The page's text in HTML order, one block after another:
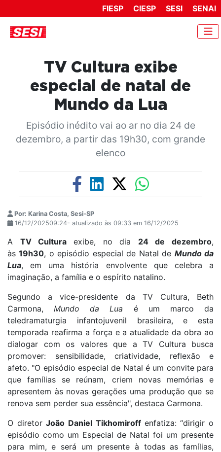
FIESP CIESP SESI SENAI
TV Cultura exibe
especial de natal de
Mundo da Lua
Episódio inédito vai ao ar no dia 24 de
dezembro, a partir das 19h30, com grande
elenco
Por: Karina Costa, Sesi-SP
16/12/202509:24- atualizado às 09:33 em 16/12/2025
A TV Cultura exibe, no dia 24 de dezembro,
às19h30, o episódio especial de Natal de Mundo da
Lua, em uma história envolvente que celebra a
imaginação, a família e o espírito natalino.
Segundo a vice-presidente da TV Cultura, Beth
Carmona, Mundo da Lua é um marco da
teledramaturgia infantojuvenil brasileira, e esta
temporada reafirma a força e a atualidade da obra ao
dialogar com os valores que a TV Cultura busca
promover: sensibilidade, criatividade, reflexão e
afeto. "O episódio especial de Natal é um convite para
que famílias se reúnam, criem novas memórias e
apresentem às novas gerações uma produção que se
renova sem perder sua essência", destaca Carmona.
O diretorJoão Daniel Tikhomiroff enfatiza:“dirigir o
episódio como um Especial de Natal foi um presente
para mim, e será um presente à todas as famílias,